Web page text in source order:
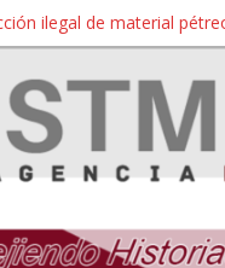
ilegal de material
Oaxaca; ahora
Bienestar de Ixtepec,
titular de la SEGOB y
de su territorio